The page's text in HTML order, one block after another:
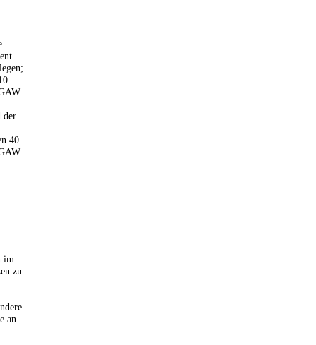
der
40
im
zu
an